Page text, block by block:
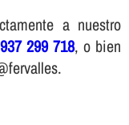
a nuestro
937 299 718, o bien